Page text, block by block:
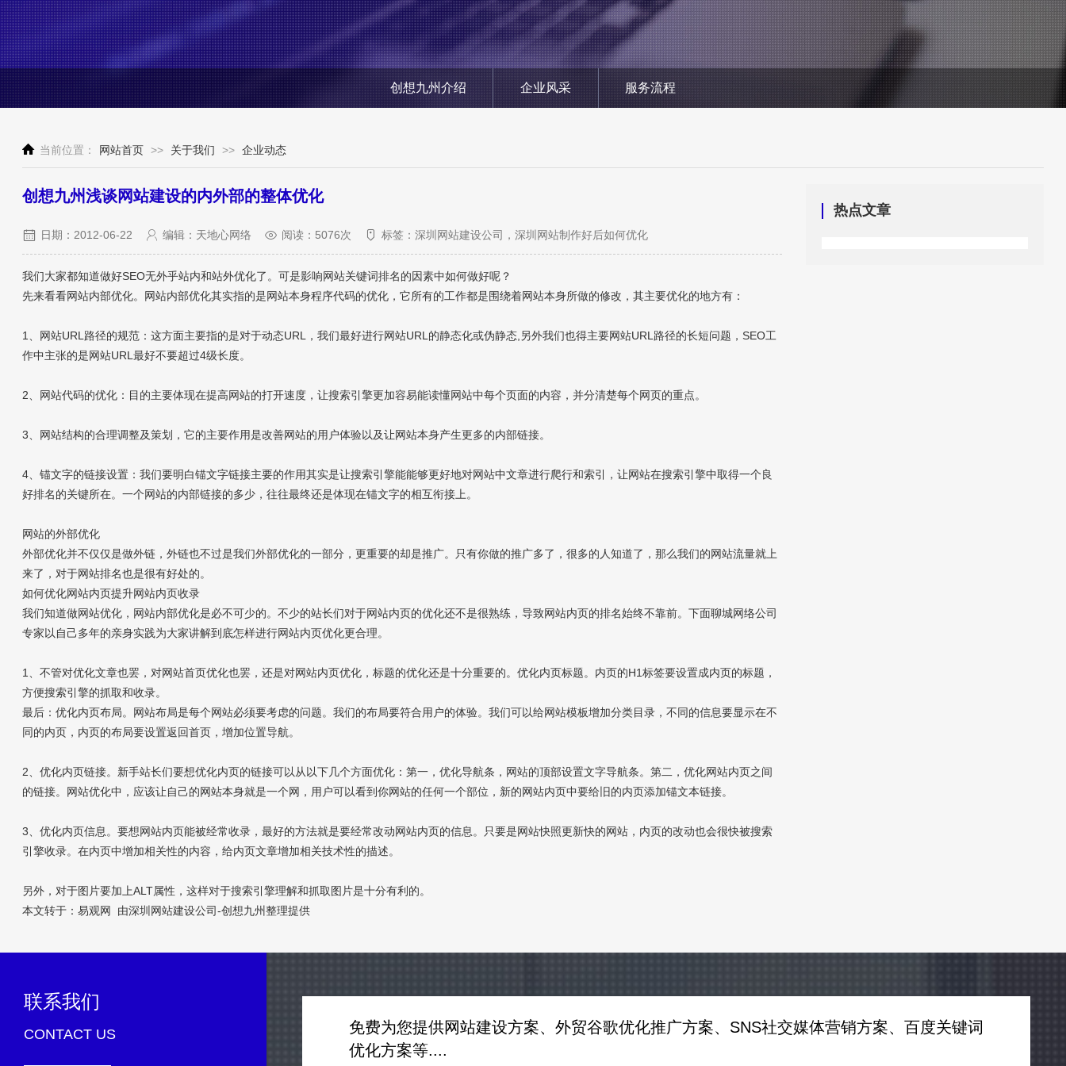
创想九州介绍 企业风采 服务流程
当前位置： 网站首页 >> 关于我们 >> 企业动态
创想九州浅谈网站建设的内外部的整体优化
日期：2012-06-22 编辑：天地心网络 阅读：5076次 标签：深圳网站建设公司，深圳网站制作好后如何优化
我们大家都知道做好SEO无外乎站内和站外优化了。可是影响网站关键词排名的因素中如何做好呢？
先来看看网站内部优化。网站内部优化其实指的是网站本身程序代码的优化，它所有的工作都是围绕着网站本身所做的修改，其主要优化的地方有：
1、网站URL路径的规范：这方面主要指的是对于动态URL，我们最好进行网站URL的静态化或伪静态,另外我们也得主要网站URL路径的长短问题，SEO工
作中主张的是网站URL最好不要超过4级长度。
2、网站代码的优化：目的主要体现在提高网站的打开速度，让搜索引擎更加容易能读懂网站中每个页面的内容，并分清楚每个网页的重点。
3、网站结构的合理调整及策划，它的主要作用是改善网站的用户体验以及让网站本身产生更多的内部链接。
4、锚文字的链接设置：我们要明白锚文字链接主要的作用其实是让搜索引擎能能够更好地对网站中文章进行爬行和索引，让网站在搜索引擎中取得一个良
好排名的关键所在。一个网站的内部链接的多少，往往最终还是体现在锚文字的相互衔接上。
网站的外部优化
外部优化并不仅仅是做外链，外链也不过是我们外部优化的一部分，更重要的却是推广。只有你做的推广多了，很多的人知道了，那么我们的网站流量就上
来了，对于网站排名也是很有好处的。
如何优化网站内页提升网站内页收录
我们知道做网站优化，网站内部优化是必不可少的。不少的站长们对于网站内页的优化还不是很熟练，导致网站内页的排名始终不靠前。下面聊城网络公司
专家以自己多年的亲身实践为大家讲解到底怎样进行网站内页优化更合理。
1、不管对优化文章也罢，对网站首页优化也罢，还是对网站内页优化，标题的优化还是十分重要的。优化内页标题。内页的H1标签要设置成内页的标题，
方便搜索引擎的抓取和收录。
最后：优化内页布局。网站布局是每个网站必须要考虑的问题。我们的布局要符合用户的体验。我们可以给网站模板增加分类目录，不同的信息要显示在不
同的内页，内页的布局要设置返回首页，增加位置导航。
2、优化内页链接。新手站长们要想优化内页的链接可以从以下几个方面优化：第一，优化导航条，网站的顶部设置文字导航条。第二，优化网站内页之间
的链接。网站优化中，应该让自己的网站本身就是一个网，用户可以看到你网站的任何一个部位，新的网站内页中要给旧的内页添加锚文本链接。
3、优化内页信息。要想网站内页能被经常收录，最好的方法就是要经常改动网站内页的信息。只要是网站快照更新快的网站，内页的改动也会很快被搜索
引擎收录。在内页中增加相关性的内容，给内页文章增加相关技术性的描述。
另外，对于图片要加上ALT属性，这样对于搜索引擎理解和抓取图片是十分有利的。
本文转于：易观网 由深圳网站建设公司-创想九州整理提供
热点文章
联系我们
CONTACT US
免费为您提供网站建设方案、外贸谷歌优化推广方案、SNS社交媒体营销方案、百度关键词
优化方案等....